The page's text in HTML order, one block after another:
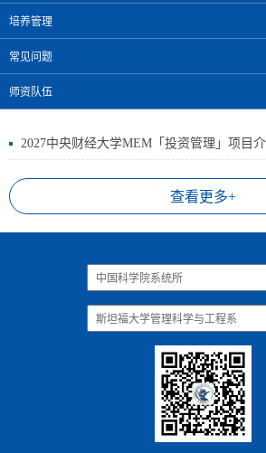
培养管理
常见问题
师资队伍
2027中央财经大学MEM「投资管理」项目
查看更多+